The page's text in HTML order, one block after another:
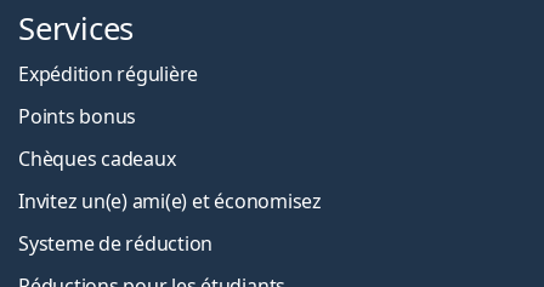
Services
Expédition régulière
Points bonus
Chèques cadeaux
Invitez un(e) ami(e) et économisez
Systeme de réduction